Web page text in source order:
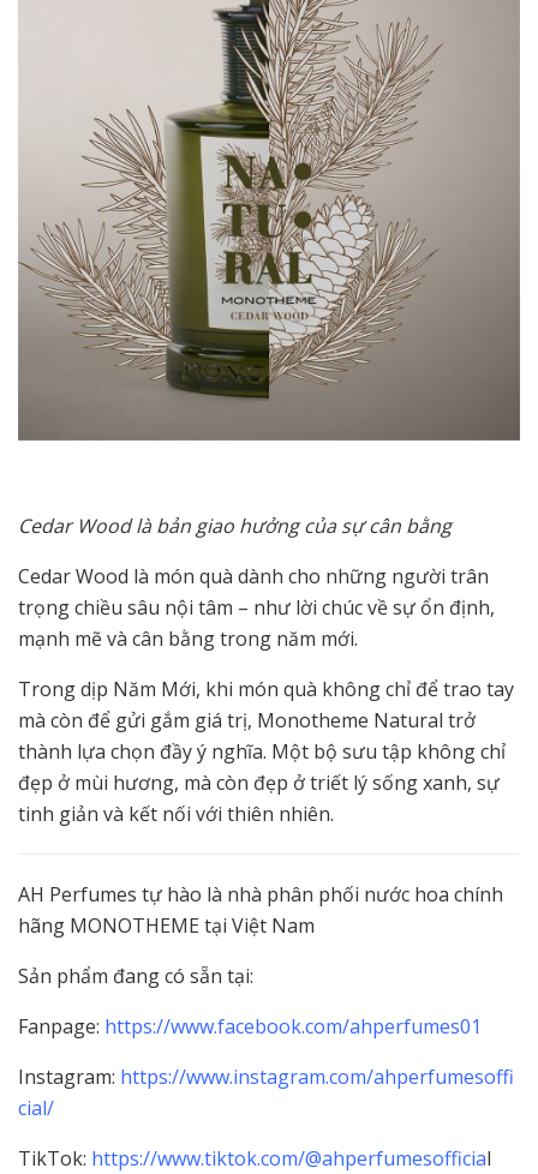
Cedar Wood là bản giao hưởng của sự cân bằng
Cedar Wood là món quà dành cho những người trân
trọng chiều sâu nội tâm – như lời chúc về sự ổn định,
mạnh mẽ và cân bằng trong năm mới.
Trong dịp Năm Mới, khi món quà không chỉ để trao tay
mà còn để gửi gắm giá trị, Monotheme Natural trở
thành lựa chọn đầy ý nghĩa. Một bộ sưu tập không chỉ
đẹp ở mùi hương, mà còn đẹp ở triết lý sống xanh, sự
tinh giản và kết nối với thiên nhiên.
AH Perfumes tự hào là nhà phân phối nước hoa chính
hãng MONOTHEME tại Việt Nam
Sản phẩm đang có sẵn tại:
Fanpage: https://www.facebook.com/ahperfumes01
Instagram: https://www.instagram.com/ahperfumesoffi
cial/
TikTok: https://www.tiktok.com/@ahperfumesofficial